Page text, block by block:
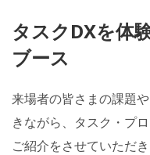
タスクDXを体
ブース
来場者の皆さまの課題
きながら、タスク・プ
ご紹介をさせていただ